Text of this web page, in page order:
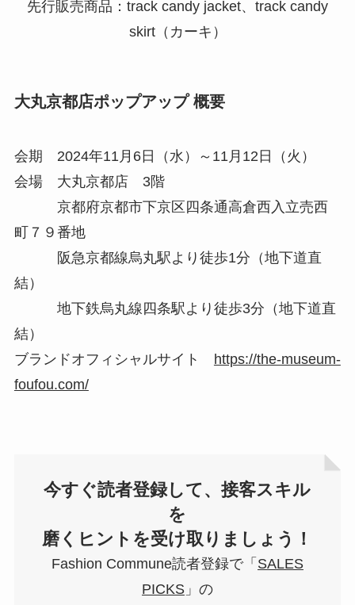
先行販売商品：track candy jacket、track candy
skirt（カーキ）
大丸京都店ポップアップ 概要
会期 2024年11月6日（水）～11月12日（火）
会場 大丸京都店 3階
京都府京都市下京区四条通高倉西入立売西
町７９番地
阪急京都線烏丸駅より徒歩1分（地下道直
結）
地下鉄烏丸線四条駅より徒歩3分（地下道直
結）
ブランドオフィシャルサイト
https://the-museum-
foufou.com/
今すぐ読者登録して、接客スキル
を
磨くヒントを受け取りましょう！
Fashion Commune読者登録で「 SALES
PICKS」の